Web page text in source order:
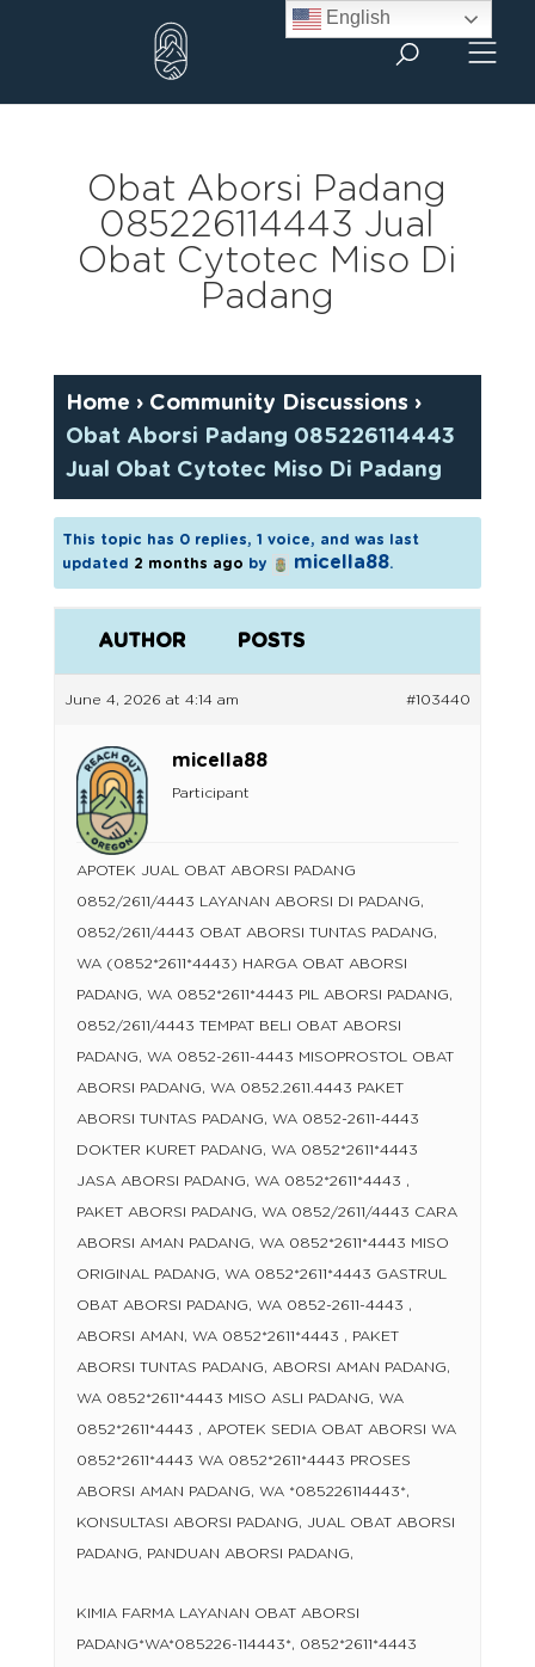
Obat Aborsi Padang
085226114443 Jual
Obat Cytotec Miso Di
Padang
Home › Community Discussions ›
Obat Aborsi Padang 085226114443
Jual Obat Cytotec Miso Di Padang
This topic has 0 replies, 1 voice, and was last
updated 2 months ago by micella88.
AUTHOR POSTS
June 4, 2026 at 4:14 am #103440
micella88
Participant
APOTEK JUAL OBAT ABORSI PADANG
0852/2611/4443 LAYANAN ABORSI DI PADANG,
0852/2611/4443 OBAT ABORSI TUNTAS PADANG,
WA (0852*2611*4443) HARGA OBAT ABORSI
PADANG, WA 0852*2611*4443 PIL ABORSI PADANG,
0852/2611/4443 TEMPAT BELI OBAT ABORSI
PADANG, WA 0852-2611-4443 MISOPROSTOL OBAT
ABORSI PADANG, WA 0852.2611.4443 PAKET
ABORSI TUNTAS PADANG, WA 0852-2611-4443
DOKTER KURET PADANG, WA 0852*2611*4443
JASA ABORSI PADANG, WA 0852*2611*4443 ,
PAKET ABORSI PADANG, WA 0852/2611/4443 CARA
ABORSI AMAN PADANG, WA 0852*2611*4443 MISO
ORIGINAL PADANG, WA 0852*2611*4443 GASTRUL
OBAT ABORSI PADANG, WA 0852-2611-4443 ,
ABORSI AMAN, WA 0852*2611*4443 , PAKET
ABORSI TUNTAS PADANG, ABORSI AMAN PADANG,
WA 0852*2611*4443 MISO ASLI PADANG, WA
0852*2611*4443 , APOTEK SEDIA OBAT ABORSI WA
0852*2611*4443 WA 0852*2611*4443 PROSES
ABORSI AMAN PADANG, WA *085226114443*,
KONSULTASI ABORSI PADANG, JUAL OBAT ABORSI
PADANG, PANDUAN ABORSI PADANG,
KIMIA FARMA LAYANAN OBAT ABORSI
PADANG*WA*085226-114443*, 0852*2611*4443
English